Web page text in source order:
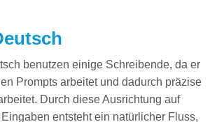
benutzen einige Schreibende, da er
Prompts arbeitet und dadurch präzise
Durch diese Ausrichtung auf
entsteht ein natürlicher Fluss,